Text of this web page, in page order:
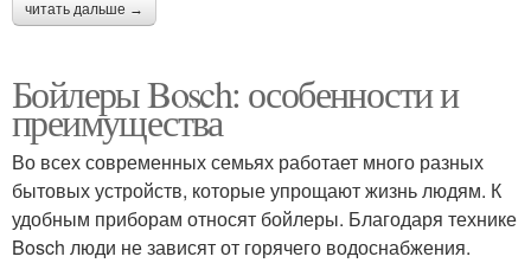
читать дальше →
Бойлеры Bosch: особенности и
преимущества
Во всех современных семьях работает много разных
бытовых устройств, которые упрощают жизнь людям. К
удобным приборам относят бойлеры. Благодаря технике
Bosch люди не зависят от горячего водоснабжения.